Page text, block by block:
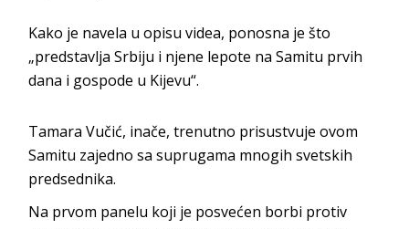
Kako je navela u opisu videa, ponosna je što
„predstavlja Srbiju i njene lepote na Samitu prvih
dana i gospode u Kijevu“.
Tamara Vučić, inače, trenutno prisustvuje ovom
Samitu zajedno sa suprugama mnogih svetskih
predsednika.
Na prvom panelu koji je posvećen borbi protiv